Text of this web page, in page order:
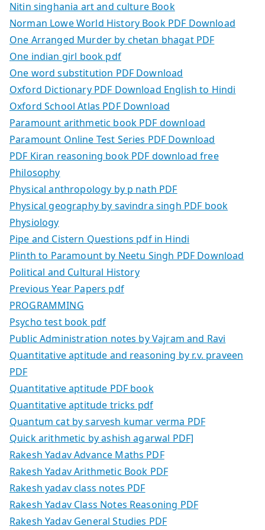
Nitin singhania art and culture Book
Norman Lowe World History Book PDF Download
One Arranged Murder by chetan bhagat PDF
One indian girl book pdf
One word substitution PDF Download
Oxford Dictionary PDF Download English to Hindi
Oxford School Atlas PDF Download
Paramount arithmetic book PDF download
Paramount Online Test Series PDF Download
PDF Kiran reasoning book PDF download free
Philosophy
Physical anthropology by p nath PDF
Physical geography by savindra singh PDF book
Physiology
Pipe and Cistern Questions pdf in Hindi
Plinth to Paramount by Neetu Singh PDF Download
Political and Cultural History
Previous Year Papers pdf
PROGRAMMING
Psycho test book pdf
Public Administration notes by Vajram and Ravi
Quantitative aptitude and reasoning by r.v. praveen
PDF
Quantitative aptitude PDF book
Quantitative aptitude tricks pdf
Quantum cat by sarvesh kumar verma PDF
Quick arithmetic by ashish agarwal PDF]
Rakesh Yadav Advance Maths PDF
Rakesh Yadav Arithmetic Book PDF
Rakesh yadav class notes PDF
Rakesh Yadav Class Notes Reasoning PDF
Rakesh Yadav General Studies PDF